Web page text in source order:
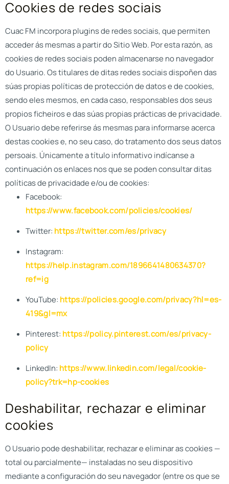
Cookies de redes sociais
Cuac FM incorpora plugins de redes sociais, que permiten
acceder ás mesmas a partir do Sitio Web. Por esta razón, as
cookies de redes sociais poden almacenarse no navegador
do Usuario. Os titulares de ditas redes sociais dispoñen das
súas propias políticas de protección de datos e de cookies,
sendo eles mesmos, en cada caso, responsables dos seus
propios ficheiros e das súas propias prácticas de privacidade.
O Usuario debe referirse ás mesmas para informarse acerca
destas cookies e, no seu caso, do tratamento dos seus datos
persoais. Únicamente a título informativo indícanse a
continuación os enlaces nos que se poden consultar ditas
políticas de privacidade e/ou de cookies:
Facebook:
https://www.facebook.com/policies/cookies/
Twitter: https://twitter.com/es/privacy
Instagram:
https://help.instagram.com/1896641480634370?
ref=ig
YouTube: https://policies.google.com/privacy?hl=es-
419&gl=mx
Pinterest: https://policy.pinterest.com/es/privacy-
policy
LinkedIn: https://www.linkedin.com/legal/cookie-
policy?trk=hp-cookies
Deshabilitar, rechazar e eliminar
cookies
O Usuario pode deshabilitar, rechazar e eliminar as cookies —
total ou parcialmente— instaladas no seu dispositivo
mediante a configuración do seu navegador (entre os que se